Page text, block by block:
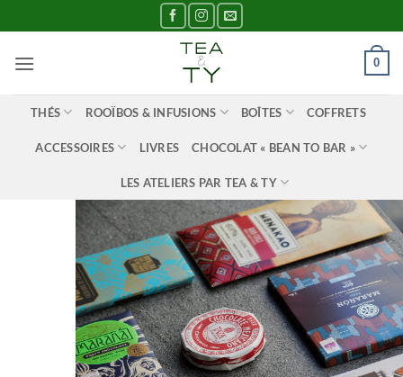
au
contenu
0
THÉS ROOÏBOS & INFUSIONS BOÎTES COFFRETS
ACCESSOIRES LIVRES CHOCOLAT « BEAN TO BAR »
LES ATELIERS PAR TEA & TY